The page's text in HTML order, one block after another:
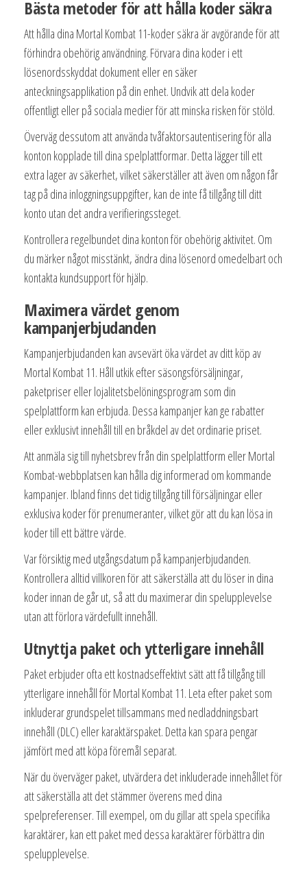
Bästa metoder för att hålla koder säkra
Att hålla dina Mortal Kombat 11-koder säkra är avgörande för att
förhindra obehörig användning. Förvara dina koder i ett
lösenordsskyddat dokument eller en säker
anteckningsapplikation på din enhet. Undvik att dela koder
offentligt eller på sociala medier för att minska risken för stöld.
Överväg dessutom att använda tvåfaktorsautentisering för alla
konton kopplade till dina spelplattformar. Detta lägger till ett
extra lager av säkerhet, vilket säkerställer att även om någon får
tag på dina inloggningsuppgifter, kan de inte få tillgång till ditt
konto utan det andra verifieringssteget.
Kontrollera regelbundet dina konton för obehörig aktivitet. Om
du märker något misstänkt, ändra dina lösenord omedelbart och
kontakta kundsupport för hjälp.
Maximera värdet genom
kampanjerbjudanden
Kampanjerbjudanden kan avsevärt öka värdet av ditt köp av
Mortal Kombat 11. Håll utkik efter säsongsförsäljningar,
paketpriser eller lojalitetsbelöningsprogram som din
spelplattform kan erbjuda. Dessa kampanjer kan ge rabatter
eller exklusivt innehåll till en bråkdel av det ordinarie priset.
Att anmäla sig till nyhetsbrev från din spelplattform eller Mortal
Kombat-webbplatsen kan hålla dig informerad om kommande
kampanjer. Ibland finns det tidig tillgång till försäljningar eller
exklusiva koder för prenumeranter, vilket gör att du kan lösa in
koder till ett bättre värde.
Var försiktig med utgångsdatum på kampanjerbjudanden.
Kontrollera alltid villkoren för att säkerställa att du löser in dina
koder innan de går ut, så att du maximerar din spelupplevelse
utan att förlora värdefullt innehåll.
Utnyttja paket och ytterligare innehåll
Paket erbjuder ofta ett kostnadseffektivt sätt att få tillgång till
ytterligare innehåll för Mortal Kombat 11. Leta efter paket som
inkluderar grundspelet tillsammans med nedladdningsbart
innehåll (DLC) eller karaktärspaket. Detta kan spara pengar
jämfört med att köpa föremål separat.
När du överväger paket, utvärdera det inkluderade innehållet för
att säkerställa att det stämmer överens med dina
spelpreferenser. Till exempel, om du gillar att spela specifika
karaktärer, kan ett paket med dessa karaktärer förbättra din
spelupplevelse.